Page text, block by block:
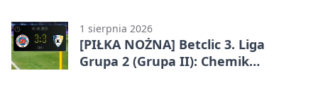
1 sierpnia 2026
[PIŁKA NOŻNA] Betclic 3. Liga
Grupa 2 (Grupa II): Chemik